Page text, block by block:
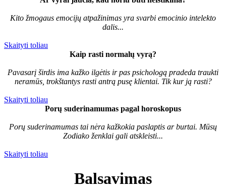
Kito žmogaus emocijų atpažinimas yra svarbi emocinio intelekto
dalis...
Skaityti toliau
Kaip rasti normalų vyrą?
Pavasarį širdis ima kažko ilgėtis ir pas psichologą pradeda traukti
neramūs, trokštantys rasti antrą pusę klientai. Tik kur ją rasti?
Skaityti toliau
Porų suderinamumas pagal horoskopus
Porų suderinamumas tai nėra kažkokia paslaptis ar burtai. Mūsų
Zodiako ženklai gali atskleisti...
Skaityti toliau
Balsavimas